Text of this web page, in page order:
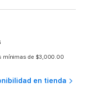
mínimas de $3,000.00
en tienda